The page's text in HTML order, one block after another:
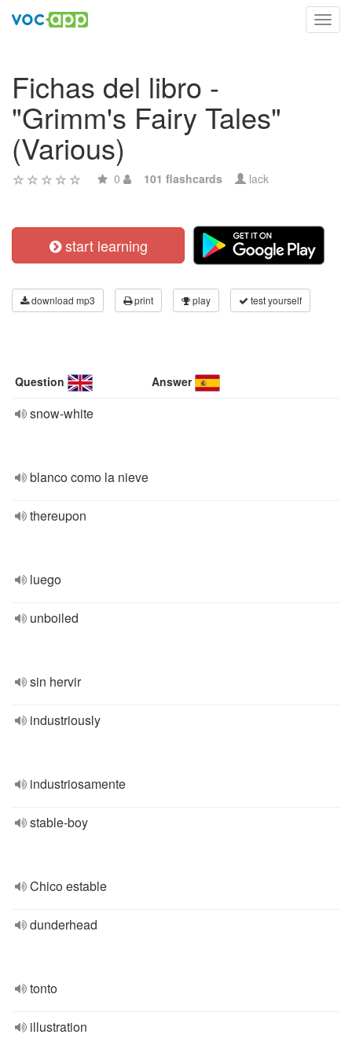
Fichas del libro -
"Grimm's Fairy Tales"
(Various)
0 101 flashcards lack
start learning
download mp3 print play test yourself
Question Answer
snow-white
blanco como la nieve
thereupon
luego
unboiled
sin hervir
industriously
industriosamente
stable-boy
Chico estable
dunderhead
tonto
illustration